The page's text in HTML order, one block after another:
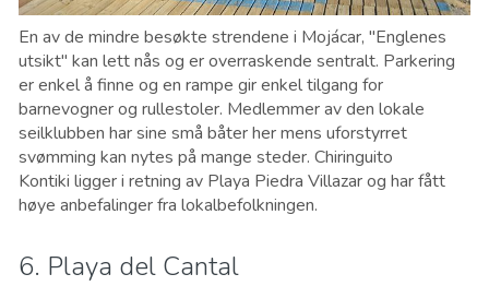
En av de mindre besøkte strendene i Mojácar, "Englenes
utsikt" kan lett nås og er overraskende sentralt. Parkering
er enkel å finne og en rampe gir enkel tilgang for
barnevogner og rullestoler. Medlemmer av den lokale
seilklubben har sine små båter her mens uforstyrret
svømming kan nytes på mange steder. Chiringuito
Kontiki ligger i retning av Playa Piedra Villazar og har fått
høye anbefalinger fra lokalbefolkningen.
6. Playa del Cantal